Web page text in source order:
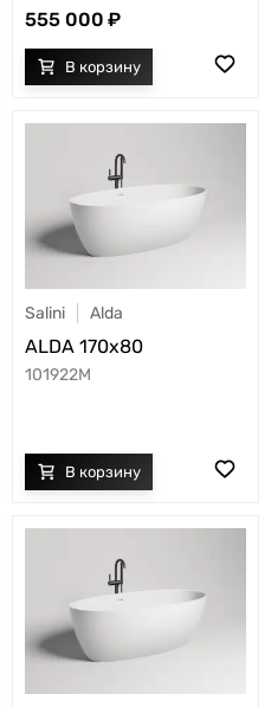
555 000
Salini Alda
ALDA 170x80
101922M